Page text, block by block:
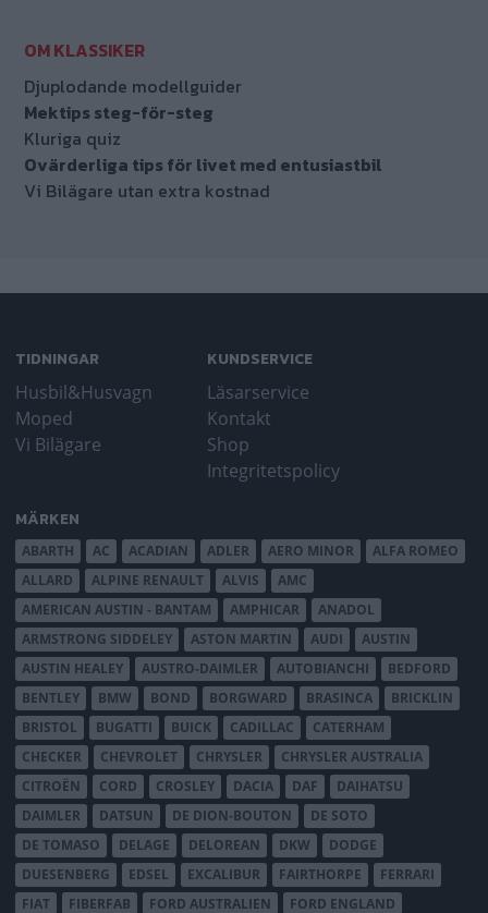
Djuplodande modellguider
Mektips steg-för-steg
Kluriga quiz
Ovärderliga tips för livet med entusiastbil
Vi Bilägare utan extra kostnad
TIDNINGAR
Husbil&Husvagn
Moped
Vi Bilägare
KUNDSERVICE
Läsarservice
Kontakt
Shop
Integritetspolicy
MÄRKEN
ABARTH AC ACADIAN ADLER AERO MINOR
ALFA ROMEO
ALLARD
ALPINE RENAULT ALVIS
AMC
AMERICAN AUSTIN - BANTAM
AMPHICAR
ANADOL
ARMSTRONG SIDDELEY
ASTON MARTIN AUDI
AUSTIN
AUSTIN HEALEY
AUSTRO-DAIMLER AUTOBIANCHI
BEDFORD
BENTLEY
BMW BOND BORGWARD BRASINCA
BRICKLIN
BRISTOL
BUGATTI BUICK CADILLAC
CATERHAM
CHECKER
CHEVROLET CHRYSLER
CHRYSLER AUSTRALIA
CITROËN
CORD CROSLEY DACIA DAF
DAIHATSU
DAIMLER
DATSUN DE DION-BOUTON
DE SOTO
DE TOMASO
DELAGE DELOREAN DKW
DODGE
DUESENBERG
EDSEL EXCALIBUR FAIRTHORPE
FERRARI
FIAT
FIBERFAB FORD AUSTRALIEN
FORD ENGLAND